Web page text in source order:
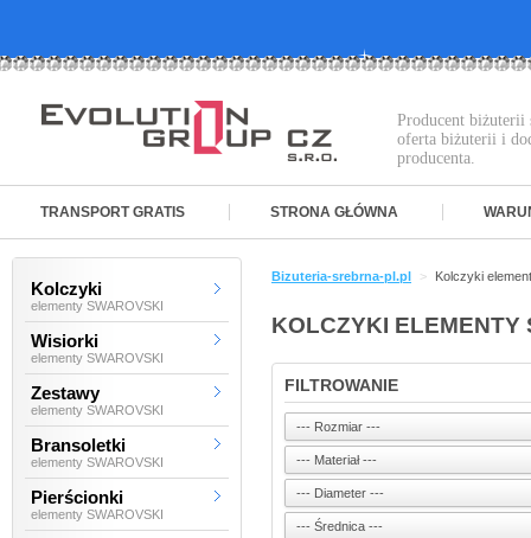
Producent biżuterii
oferta biżuterii i
producenta.
TRANSPORT GRATIS STRONA GŁÓWNA
Kolczyki
elementy SWAROVSKI
Wisiorki
elementy SWAROVSKI
Zestawy
elementy SWAROVSKI
Bransoletki
elementy SWAROVSKI
Pierścionki
elementy SWAROVSKI
Bizuteria-srebrna-pl.pl > Kolczyki
KOLCZYKI ELEMENTY
FILTROWANIE